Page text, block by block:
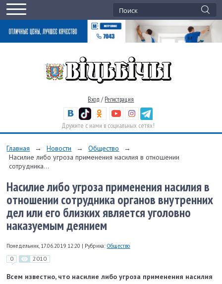
Вход / Регистрация
Дружите с нами в социальных сетях!
Главная → Новости → Общество
→
Насилие либо угроза применения насилия в отношении
сотрудника...
Насилие либо угроза применения насилия в
отношении сотрудника органов внутренних
дел или его близких является уголовно
наказуемым деянием
Понедельник, 17.06.2019 12:20 | Рубрика: Общество
0 2010
Всем известно, что насилие либо угроза применения насилия